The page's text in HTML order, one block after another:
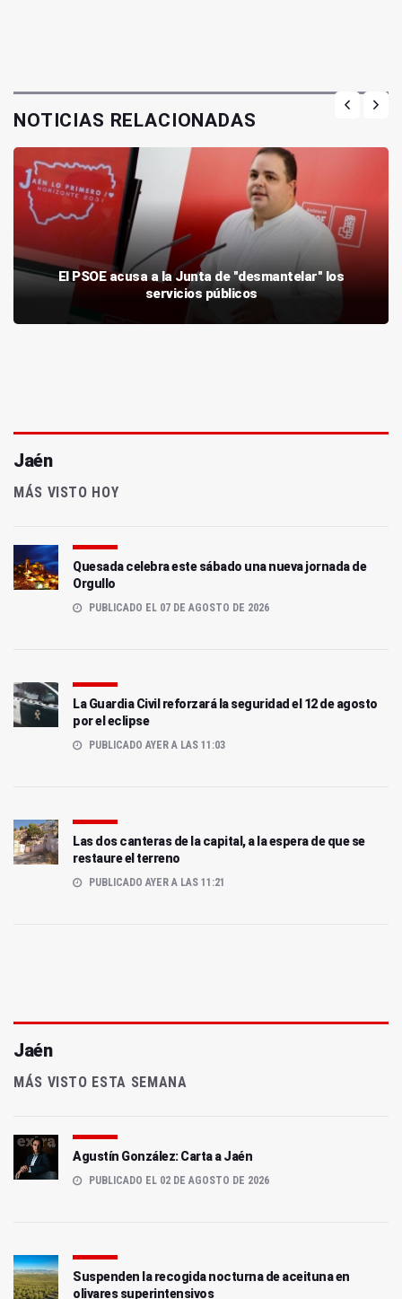
NOTICIAS RELACIONADAS
El PSOE acusa a la Junta de "desmantelar" los
servicios públicos
Jaén
MÁS VISTO HOY
Quesada celebra este sábado una nueva jornada de
Orgullo
PUBLICADO EL 07 DE AGOSTO DE 2026
La Guardia Civil reforzará la seguridad el 12 de agosto
por el eclipse
PUBLICADO AYER A LAS 11:03
Las dos canteras de la capital, a la espera de que se
restaure el terreno
PUBLICADO AYER A LAS 11:21
Jaén
MÁS VISTO ESTA SEMANA
Agustín González: Carta a Jaén
PUBLICADO EL 02 DE AGOSTO DE 2026
Suspenden la recogida nocturna de aceituna en
olivares superintensivos